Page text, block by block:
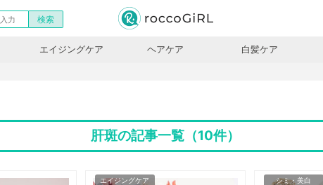
エイジングケア ヘアケア 白髪ケア
肝斑の記事一覧（10件）
エイジングケア シミ・美白